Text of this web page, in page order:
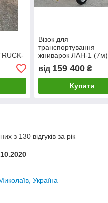
Візок для
транспортування
жниварок ЛАН-1 (7м)
від 159 400₴
Купити
з 130 відгуків за рік
Україна